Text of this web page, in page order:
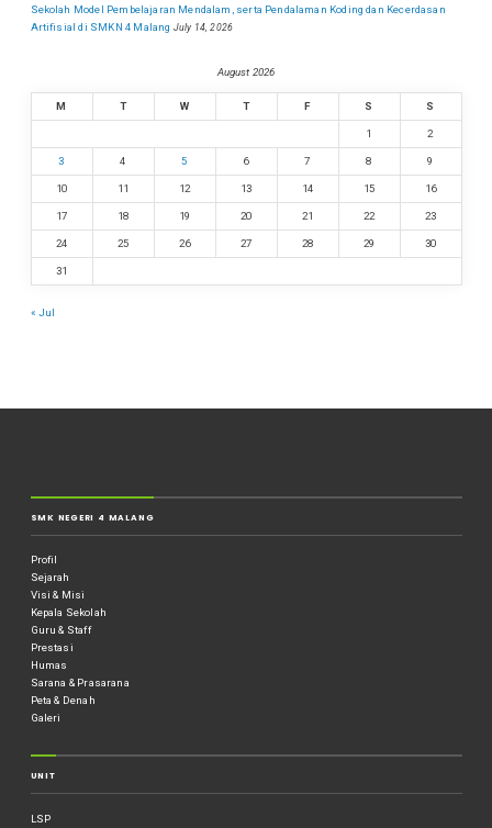
Sekolah Model Pembelajaran Mendalam, serta Pendalaman Koding dan Kecerdasan
Artifisial di SMKN 4 Malang July 14, 2026
August 2026
M T W T F S S
1 2
3 4 5 6 7 8 9
10 11 12 13 14 15 16
17 18 19 20 21 22 23
24 25 26 27 28 29 30
31
« Jul
SMK NEGERI 4 MALANG
Profil
Sejarah
Visi & Misi
Kepala Sekolah
Guru & Staff
Prestasi
Humas
Sarana & Prasarana
Peta & Denah
Galeri
UNIT
LSP